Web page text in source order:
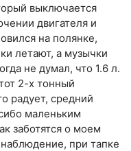
выключается
двигателя и
на полянке,
летают, а музычки
не думал, что 1.6 л.
2-х тонный
радует, средний
маленьким
заботятся о моем
при тапке